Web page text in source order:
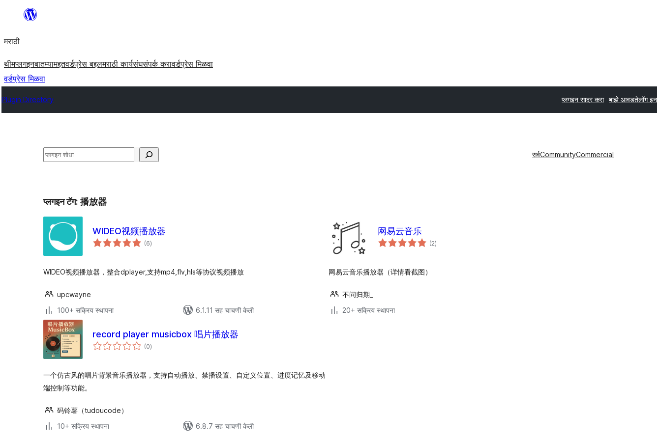
सामुग्रीवर
मराठी
थीमप्लगइनबातम्यामद्दतवर्डप्रेस बद्दलमराठी कार्यसंघसंपर्क करावर्डप्रेस मिळवा
वर्डप्रेस मिळवा
Plugin Directory प्लगइन सादर करा माझे आवडतेलॉग इन
शोधा सर्वCommunityCommercial
प्लगइन टॅग: 播放器
WIDEO视频播放器
(6एकूण
मूल्यांकन
)
WIDEO视频播放器，整合dplayer,支持mp4,flv,hls等协议视频播放
upcwayne
100+ सक्रिय स्थापना
6.1.11 सह चाचणी केली
网易云音乐
(2एकूण
मूल्यांकन
)
网易云音乐播放器（详情看截图）
不问归期_
20+ सक्रिय स्थापना
record player musicbox 唱片播放器
(0एकूण
मूल्यांकन
)
一个仿古风的唱片背景音乐播放器，支持自动播放、禁播设置、自定义位置、进度记忆及移动
端控制等功能。
码铃薯（tudoucode）
10+ सक्रिय स्थापना
6.8.7 सह चाचणी केली